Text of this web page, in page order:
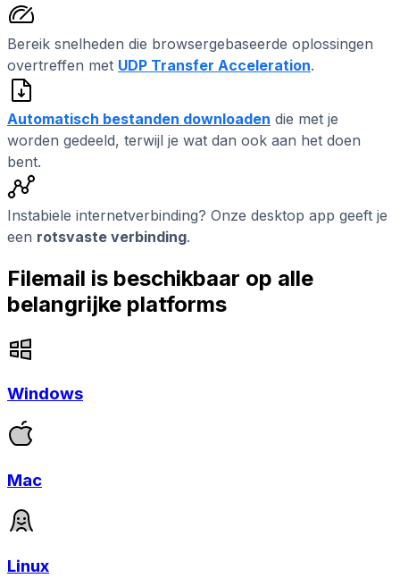
Bereik snelheden die browsergebaseerde oplossingen
overtreffen met UDP Transfer Acceleration.
Automatisch bestanden downloaden die met je
worden gedeeld, terwijl je wat dan ook aan het doen
bent.
Instabiele internetverbinding? Onze desktop app geeft je
een rotsvaste verbinding.
Filemail is beschikbaar op alle
belangrijke platforms
Windows
Mac
Linux